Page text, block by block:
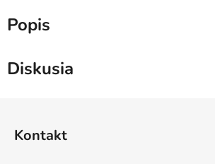
Popis
Diskusia
Kontakt